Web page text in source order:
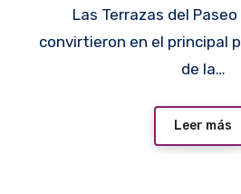
Las Terrazas del Paseo La Galería se
convirtieron en el principal
de la…
Leer más